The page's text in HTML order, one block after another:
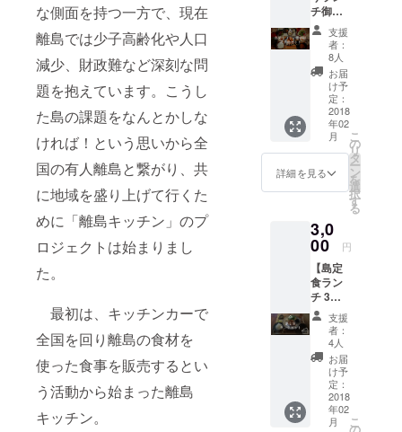
な側面を持つ一方で、現在
離島では少子高齢化や人口
減少、財政難など深刻な問
題を抱えています。こうし
た島の課題をなんとかしな
ければ！という思いから全
国の有人離島と繋がり、共
に地域を盛り上げて行くた
めに「離島キッチン」のプ
ロジェクトは始まりまし
た。
最初は、キッチンカーで
全国を回り離島の食材を
使った食事を販売するとい
う活動から始まった離島
キッチン。
をオープン
します！！
このアカウ
ントは、離
島キッチン
新店舗のス
タッフ、山
崎を中心に
に携わるメ
作ったアカ
ウントで
す。興味を
お持ちいた
だけたら是
非、
Facebook
ページにも
遊びに来て
ください！
スタッフの
チ御
膳・島
土産
セッ
ト】 離
島キッ
チンの
昼の看
板メ
ニュー
「島め
ぐりラ
ンチ御
膳」の
です。
パトロ
ン限
定、ワ
ンドリ
ンクと
島のお
土産付
き！ ■
有効期
限
2018年
4月30日
まで *画
像はイ
支援
者：
8人
お届
け予
定：
2018
年02
月
詳細を見る
こ
の
リ
タ
ー
ン
を
選
択
す
る
3,0
00 円
【島定
食ラン
チ 3回
券】 島
食材を
使った
定食ラ
ンチの
食事
券、3回
券で
す。 パ
支援
者：
4人
お届
け予
定：
2018
年02
月
こ